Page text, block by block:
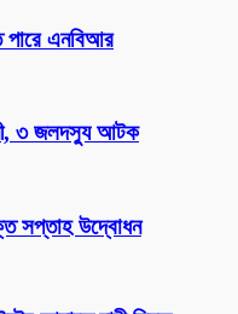
পারে এনবিআর
৩ জলদস্যু আটক
সপ্তাহ উদ্বোধন